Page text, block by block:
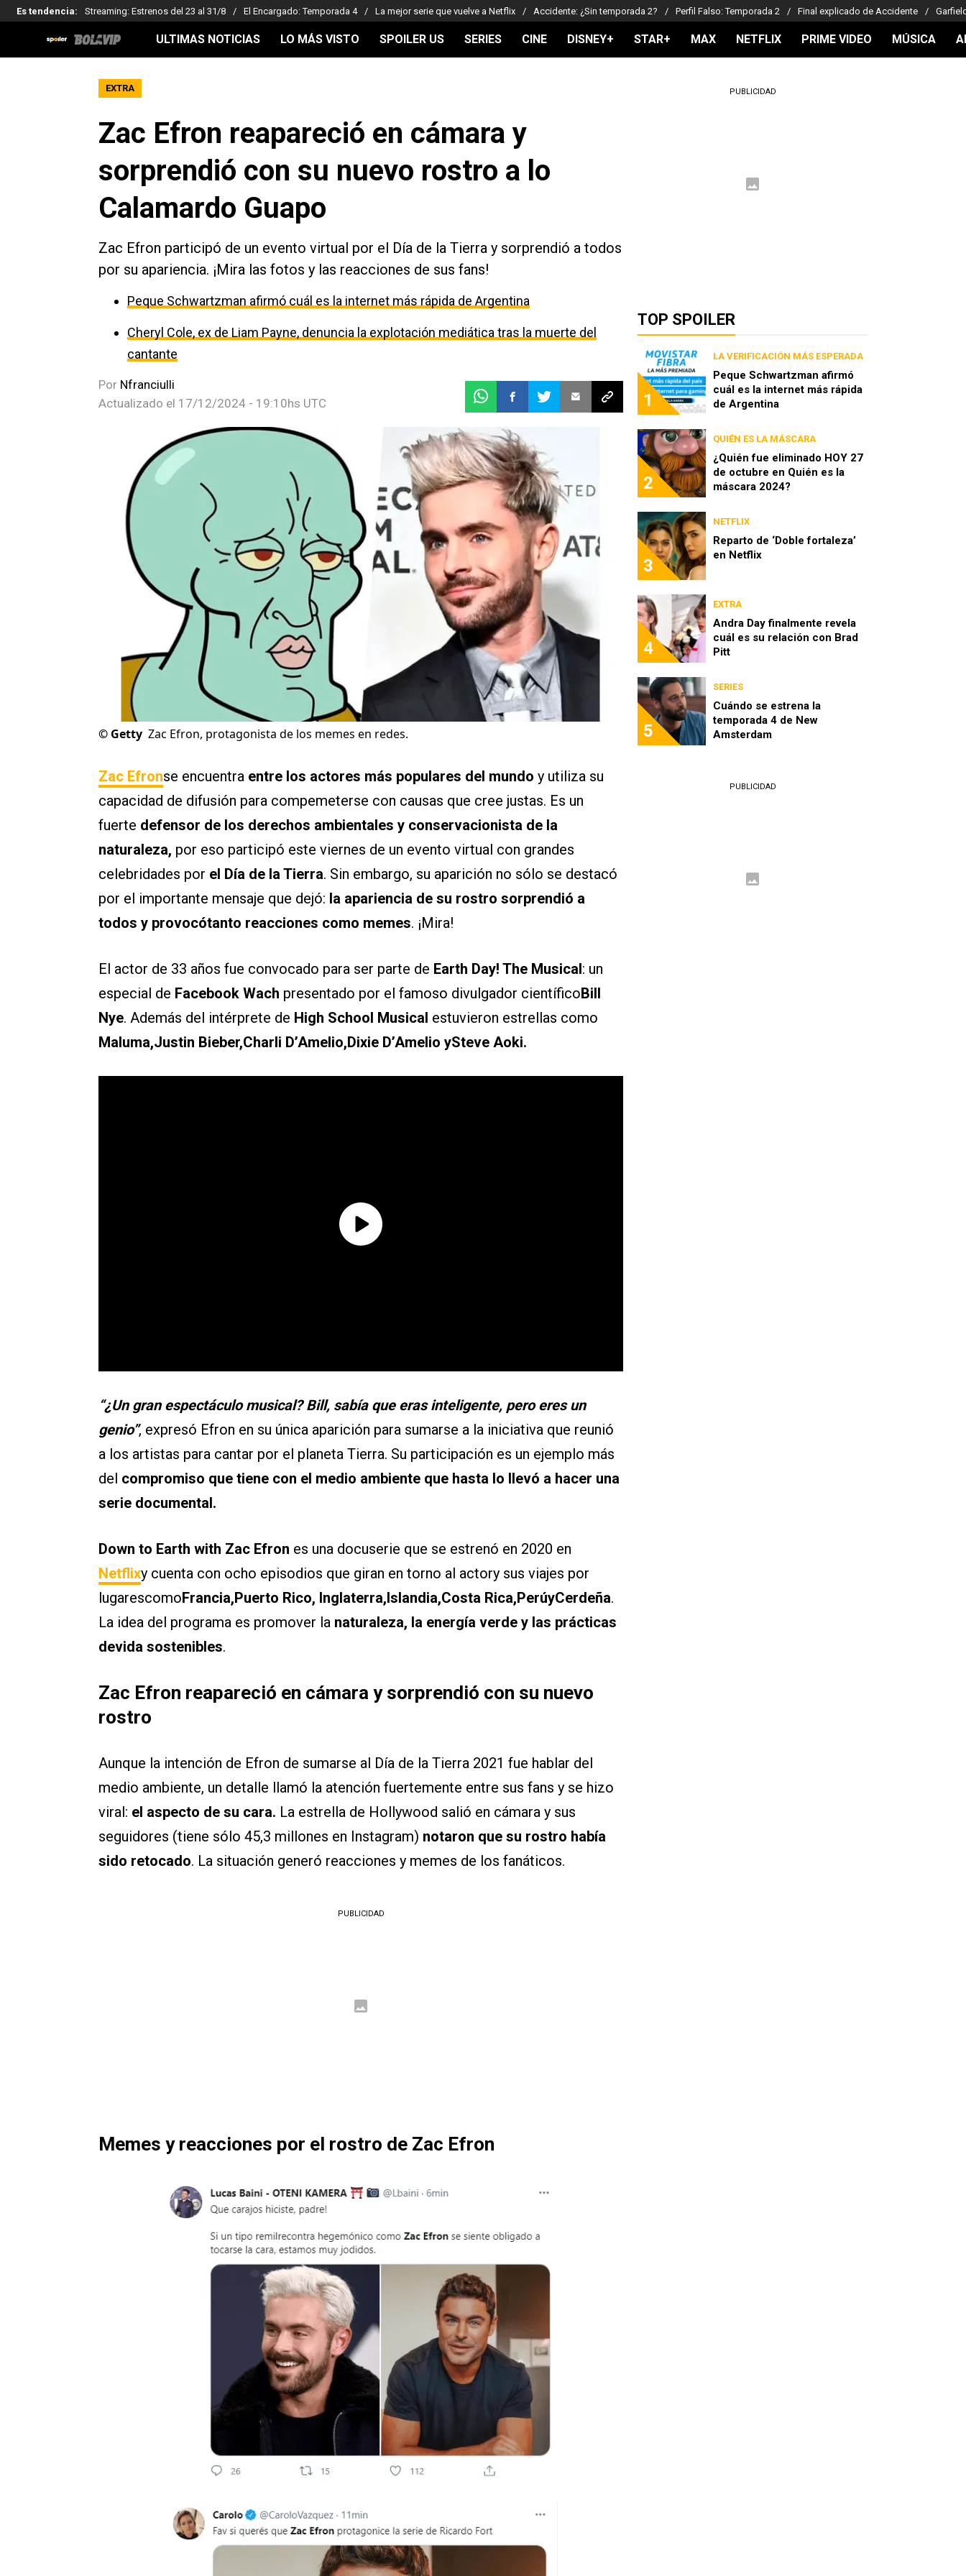
Es tendencia: Streaming: Estrenos del 23 al 31/8 El Encargado: Temporada 4 La mejor serie que vuelve a Netflix Accidente: ¿Sin temporada 2? Perfil Falso: Temporada 2 Final explicado de Accidente
ULTIMAS NOTICIAS LO MÁS VISTO SPOILER US SERIES CINE DISNEY+ STAR+ MAX NETFLIX PRIME VIDEO MÚSICA
EXTRA
Zac Efron reapareció en cámara y
sorprendió con su nuevo rostro a lo
Calamardo Guapo
Zac Efron participó de un evento virtual por el Día de la Tierra y sorprendió a todos
por su apariencia. ¡Mira las fotos y las reacciones de sus fans!
Peque Schwartzman afirmó cuál es la internet más rápida de Argentina
Cheryl Cole, ex de Liam Payne, denuncia la explotación mediática tras la muerte del
cantante
Por Nfranciulli
Actualizado el 17/12/2024 - 19:10hs UTC
© Getty Zac Efron, protagonista de los memes en redes.
Zac Efronse encuentra entre los actores más populares del mundo y utiliza su
capacidad de difusión para compemeterse con causas que cree justas. Es un
fuerte defensor de los derechos ambientales y conservacionista de la
naturaleza, por eso participó este viernes de un evento virtual con grandes
celebridades por el Día de la Tierra. Sin embargo, su aparición no sólo se destacó
por el importante mensaje que dejó: la apariencia de su rostro sorprendió a
todos y provocótanto reacciones como memes. ¡Mira!
El actor de 33 años fue convocado para ser parte de Earth Day! The Musical: un
especial de Facebook Wach presentado por el famoso divulgador científicoBill
Nye. Además del intérprete de High School Musical estuvieron estrellas como
Maluma,Justin Bieber,Charli D’Amelio,Dixie D’Amelio ySteve Aoki.
“¿Un gran espectáculo musical? Bill, sabía que eras inteligente, pero eres un
genio”, expresó Efron en su única aparición para sumarse a la iniciativa que reunió
a los artistas para cantar por el planeta Tierra. Su participación es un ejemplo más
del compromiso que tiene con el medio ambiente que hasta lo llevó a hacer una
serie documental.
Down to Earth with Zac Efron es una docuserie que se estrenó en 2020 en
Netflixy cuenta con ocho episodios que giran en torno al actory sus viajes por
lugarescomoFrancia,Puerto Rico, Inglaterra,Islandia,Costa Rica,PerúyCerdeña.
La idea del programa es promover la naturaleza, la energía verde y las prácticas
devida sostenibles.
Zac Efron reapareció en cámara y sorprendió con su nuevo
rostro
Aunque la intención de Efron de sumarse al Día de la Tierra 2021 fue hablar del
medio ambiente, un detalle llamó la atención fuertemente entre sus fans y se hizo
viral: el aspecto de su cara. La estrella de Hollywood salió en cámara y sus
seguidores (tiene sólo 45,3 millones en Instagram) notaron que su rostro había
sido retocado. La situación generó reacciones y memes de los fanáticos.
PUBLICIDAD
Memes y reacciones por el rostro de Zac Efron
PUBLICIDAD
TOP SPOILER
1
LA VERIFICACIÓN MÁS ESPERADA
Peque Schwartzman afirmó
cuál es la internet más rápida
de Argentina
2
QUIÉN ES LA MÁSCARA
¿Quién fue eliminado HOY 27
de octubre en Quién es la
máscara 2024?
3
NETFLIX
Reparto de ‘Doble fortaleza’
en Netflix
4
EXTRA
Andra Day finalmente revela
cuál es su relación con Brad
Pitt
5
SERIES
Cuándo se estrena la
temporada 4 de New
Amsterdam
PUBLICIDAD